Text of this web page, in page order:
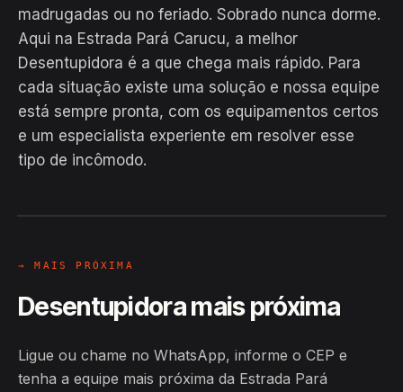
madrugadas ou no feriado. Sobrado nunca dorme.
Aqui na Estrada Pará Carucu, a melhor
Desentupidora é a que chega mais rápido. Para
cada situação existe uma solução e nossa equipe
está sempre pronta, com os equipamentos certos
e um especialista experiente em resolver esse
tipo de incômodo.
Hiroshiro · Estrada Pará Carucu,
→ MAIS PRÓXIMA
Desentupidora mais próxima
Ligue ou chame no WhatsApp, informe o CEP e
tenha a equipe mais próxima da Estrada Pará